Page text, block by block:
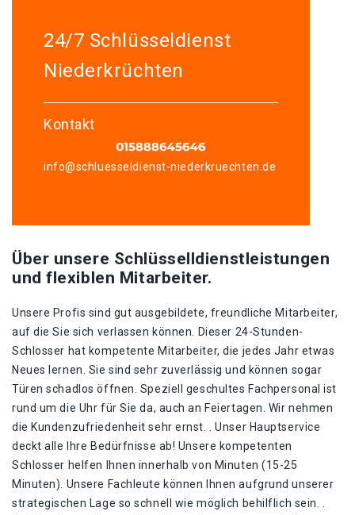
24/7 Schlüsseldienst
Niederkrüchten
Kontakt
info@schluesseldienst-niederkruechten.de
Über unsere Schlüsselldienstleistungen
und flexiblen Mitarbeiter.
Unsere Profis sind gut ausgebildete, freundliche Mitarbeiter,
auf die Sie sich verlassen können. Dieser 24-Stunden-
Schlosser hat kompetente Mitarbeiter, die jedes Jahr etwas
Neues lernen. Sie sind sehr zuverlässig und können sogar
Türen schadlos öffnen. Speziell geschultes Fachpersonal ist
rund um die Uhr für Sie da, auch an Feiertagen. Wir nehmen
die Kundenzufriedenheit sehr ernst. . Unser Hauptservice
deckt alle Ihre Bedürfnisse ab! Unsere kompetenten
Schlosser helfen Ihnen innerhalb von Minuten (15-25
Minuten). Unsere Fachleute können Ihnen aufgrund unserer
strategischen Lage so schnell wie möglich behilflich sein. .